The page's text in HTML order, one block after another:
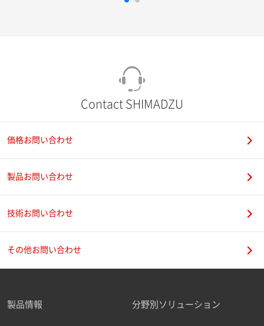
Contact SHIMADZU
価格お問い合わせ
製品お問い合わせ
技術お問い合わせ
その他お問い合わせ
製品情報 分野別ソリューション